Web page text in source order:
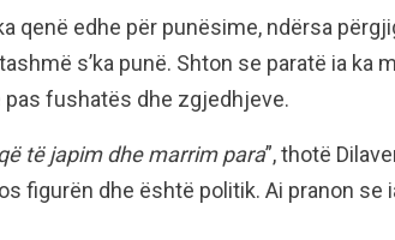
qenë edhe për punësime, ndërsa
s’ka punë. Shton se paratë ia ka
pas fushatës dhe zgjedhjeve.
të japim dhe marrim para”, thotë
figurën dhe është politik. Ai pranon se